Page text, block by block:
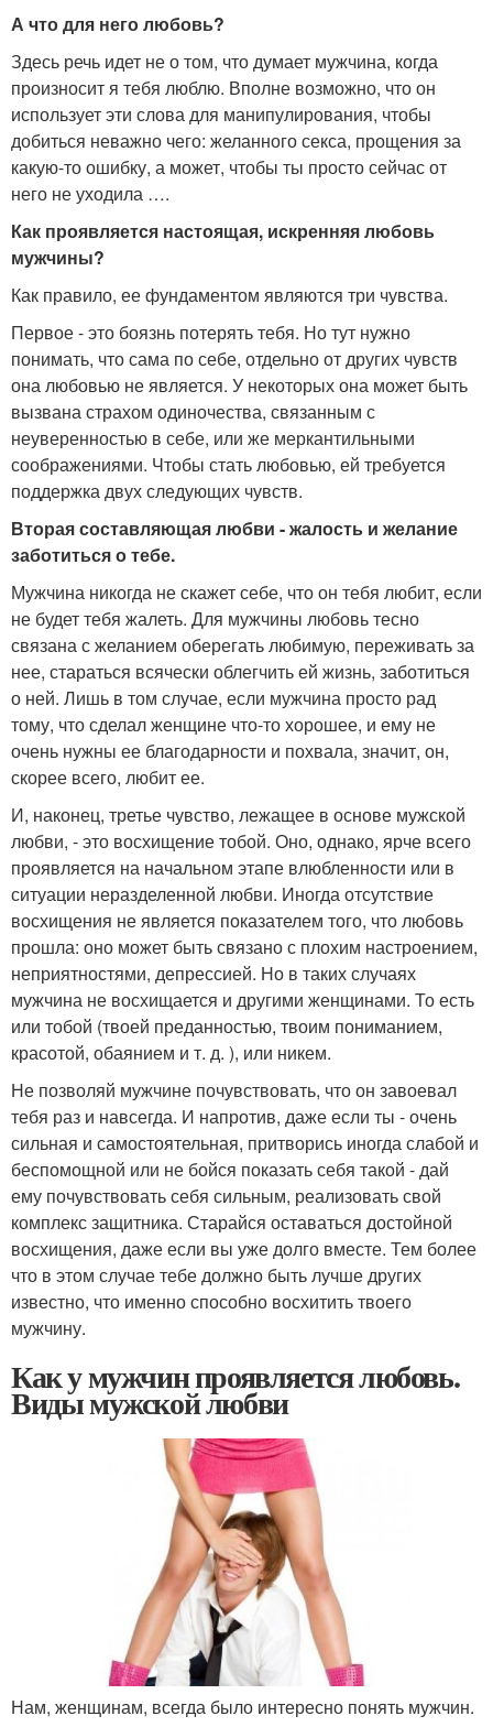
А что для него любовь?
Здесь речь идет не о том, что думает мужчина, когда
произносит я тебя люблю. Вполне возможно, что он
использует эти слова для манипулирования, чтобы
добиться неважно чего: желанного секса, прощения за
какую-то ошибку, а может, чтобы ты просто сейчас от
него не уходила ….
Как проявляется настоящая, искренняя любовь
мужчины?
Как правило, ее фундаментом являются три чувства.
Первое - это боязнь потерять тебя. Но тут нужно
понимать, что сама по себе, отдельно от других чувств
она любовью не является. У некоторых она может быть
вызвана страхом одиночества, связанным с
неуверенностью в себе, или же меркантильными
соображениями. Чтобы стать любовью, ей требуется
поддержка двух следующих чувств.
Вторая составляющая любви - жалость и желание
заботиться о тебе.
Мужчина никогда не скажет себе, что он тебя любит, если
не будет тебя жалеть. Для мужчины любовь тесно
связана с желанием оберегать любимую, переживать за
нее, стараться всячески облегчить ей жизнь, заботиться
о ней. Лишь в том случае, если мужчина просто рад
тому, что сделал женщине что-то хорошее, и ему не
очень нужны ее благодарности и похвала, значит, он,
скорее всего, любит ее.
И, наконец, третье чувство, лежащее в основе мужской
любви, - это восхищение тобой. Оно, однако, ярче всего
проявляется на начальном этапе влюбленности или в
ситуации неразделенной любви. Иногда отсутствие
восхищения не является показателем того, что любовь
прошла: оно может быть связано с плохим настроением,
неприятностями, депрессией. Но в таких случаях
мужчина не восхищается и другими женщинами. То есть
или тобой (твоей преданностью, твоим пониманием,
красотой, обаянием и т. д. ), или никем.
Не позволяй мужчине почувствовать, что он завоевал
тебя раз и навсегда. И напротив, даже если ты - очень
сильная и самостоятельная, притворись иногда слабой и
беспомощной или не бойся показать себя такой - дай
ему почувствовать себя сильным, реализовать свой
комплекс защитника. Старайся оставаться достойной
восхищения, даже если вы уже долго вместе. Тем более
что в этом случае тебе должно быть лучше других
известно, что именно способно восхитить твоего
мужчину.
Как у мужчин проявляется любовь.
Виды мужской любви
Нам, женщинам, всегда было интересно понять мужчин.